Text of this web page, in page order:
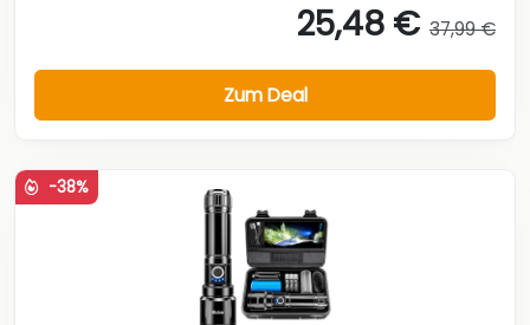
25,48 € 37,99 €
Zum Deal
-38%